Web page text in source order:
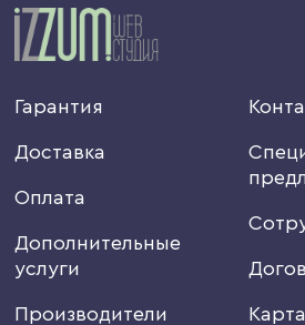
Гарантия
Доставка
Оплата
Дополнительные
услуги
Производители